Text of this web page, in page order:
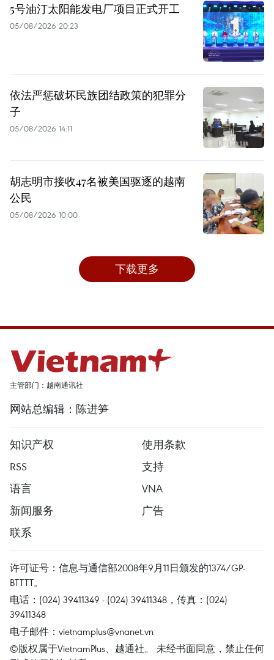
5号油汀太阳能发电厂项目正式开工
05/08/2026 20:23
依法严惩破坏民族团结政策的犯罪分
子
05/08/2026 14:11
胡志明市接收47名被美国驱逐的越南
公民
05/08/2026 10:00
下载更多
主管部门：越南通讯社
网站总编辑：陈进笋
知识产权
使用条款
RSS
支持
语言
VNA
新闻服务
广告
联系
许可证号：信息与通信部2008年9月11日颁发的1374/GP-
BTTTT。
电话：(024) 39411349 - (024) 39411348，传真：(024)
39411348
电子邮件： vietnamplus@vnanet.vn
©版权属于VietnamPlus、越通社。 未经书面同意，禁止任何